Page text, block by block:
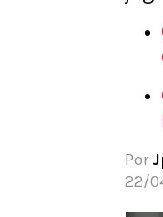
Apuestas
Por
22/